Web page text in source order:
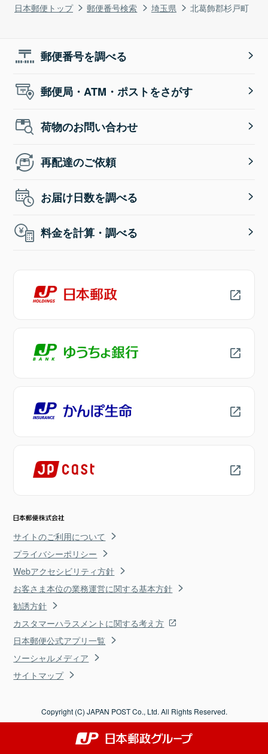
日本郵便トップ 郵便番号検索 埼玉県 北葛飾郡杉戸町
郵便番号を調べる
郵便局・ATM・ポストをさがす
荷物のお問い合わせ
再配達のご依頼
お届け日数を調べる
料金を計算・調べる
サイトのご利用について
プライバシーポリシー
Webアクセシビリティ方針
お客さま本位の業務運営に関する基本方針
勧誘方針
カスタマーハラスメントに関する考え方
日本郵便公式アプリ一覧
ソーシャルメディア
サイトマップ
Copyright (C) JAPAN POST Co., Ltd. All Rights Reserved.